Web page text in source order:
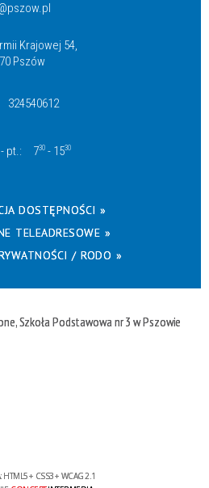
Krajowej 54,
Pszów
324540612
pt.: 730 - 1530
DOSTĘPNOŚCI »
TELEADRESOWE »
/ RODO »
Szkoła Podstawowa nr 3 w Pszowie
HTML5+ CSS3+ WCAG 2.1